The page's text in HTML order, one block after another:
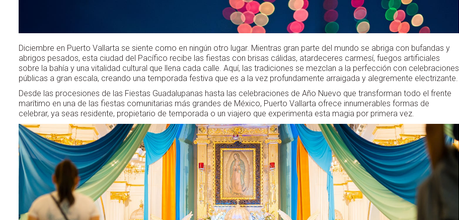
Diciembre en Puerto Vallarta se siente como en ningún otro lugar. Mientras gran parte del mundo se abriga con bufandas y
abrigos pesados, esta ciudad del Pacífico recibe las fiestas con brisas cálidas, atardeceres carmesí, fuegos artificiales
sobre la bahía y una vitalidad cultural que llena cada calle. Aquí, las tradiciones se mezclan a la perfección con celebraciones
públicas a gran escala, creando una temporada festiva que es a la vez profundamente arraigada y alegremente electrizante.
Desde las procesiones de las Fiestas Guadalupanas hasta las celebraciones de Año Nuevo que transforman todo el frente
marítimo en una de las fiestas comunitarias más grandes de México, Puerto Vallarta ofrece innumerables formas de
celebrar, ya seas residente, propietario de temporada o un viajero que experimenta esta magia por primera vez.